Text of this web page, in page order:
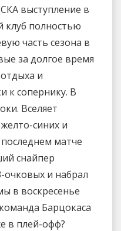
выступление в
клуб полностью
часть сезона в
за долгое время
и
к сопернику. В
Вселяет
синих и
матче
снайпер
очковых и набрал
в воскресенье
Барцокаса
в плей-офф?